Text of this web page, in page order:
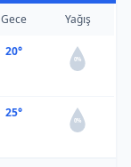
Gece Yağış
20°
0%
25°
0%